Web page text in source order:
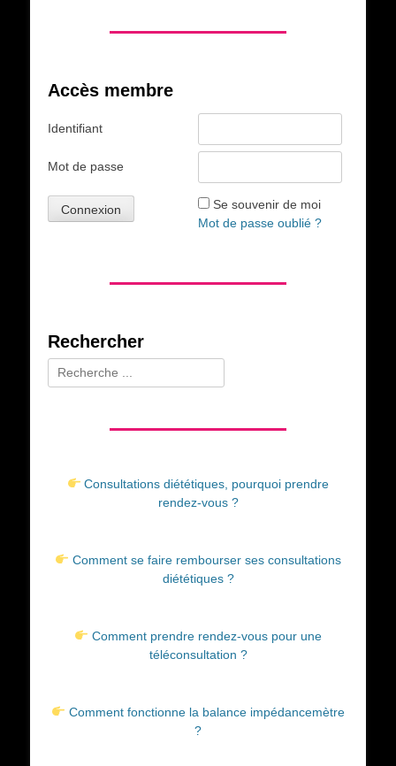
Accès membre
Identifiant
Mot de passe
Se souvenir de moi
Mot de passe oublié ?
Rechercher
Rechercher :
Consultations diététiques, pourquoi prendre
rendez-vous ?
Comment se faire rembourser ses consultations
diététiques ?
Comment prendre rendez-vous pour une
téléconsultation ?
Comment fonctionne la balance impédancemètre
?